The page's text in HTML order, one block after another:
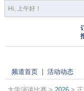
Hi, 上午好 ！
频道首页 活动动态